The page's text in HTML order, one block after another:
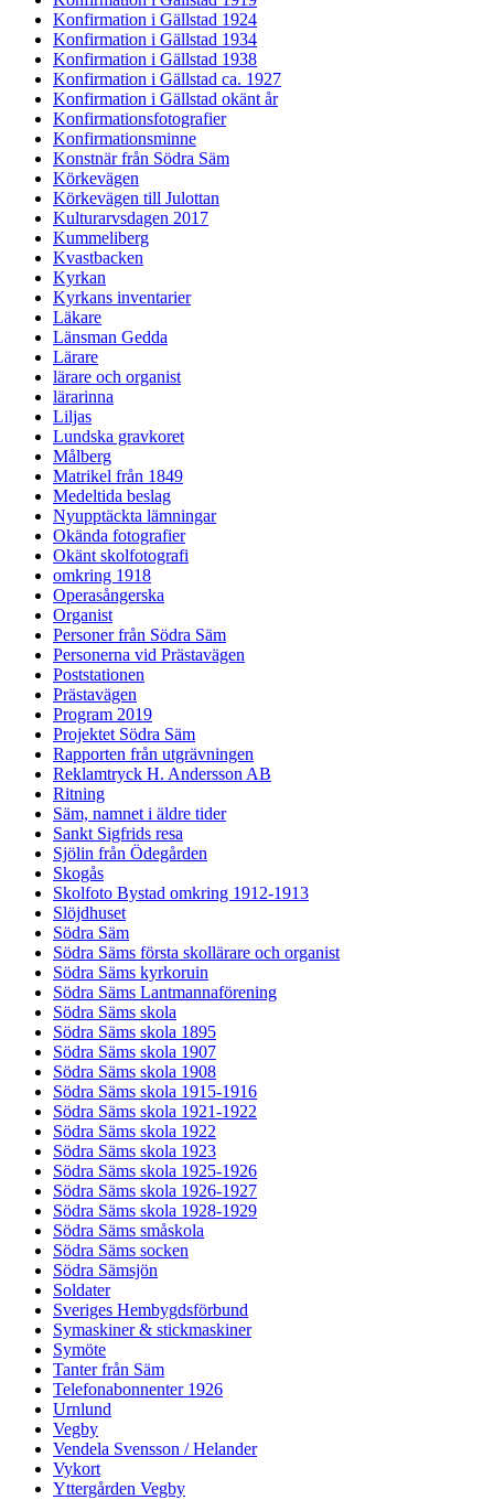
Konfirmation i Gällstad 1924
Konfirmation i Gällstad 1934
Konfirmation i Gällstad 1938
Konfirmation i Gällstad ca. 1927
Konfirmation i Gällstad okänt år
Konfirmationsfotografier
Konfirmationsminne
Konstnär från Södra Säm
Körkevägen
Körkevägen till Julottan
Kulturarvsdagen 2017
Kummeliberg
Kvastbacken
Kyrkan
Kyrkans inventarier
Läkare
Länsman Gedda
Lärare
lärare och organist
lärarinna
Liljas
Lundska gravkoret
Målberg
Matrikel från 1849
Medeltida beslag
Nyupptäckta lämningar
Okända fotografier
Okänt skolfotografi
omkring 1918
Operasångerska
Organist
Personer från Södra Säm
Personerna vid Prästavägen
Poststationen
Prästavägen
Program 2019
Projektet Södra Säm
Rapporten från utgrävningen
Reklamtryck H. Andersson AB
Ritning
Säm, namnet i äldre tider
Sankt Sigfrids resa
Sjölin från Ödegården
Skogås
Skolfoto Bystad omkring 1912-1913
Slöjdhuset
Södra Säm
Södra Säms första skollärare och organist
Södra Säms kyrkoruin
Södra Säms Lantmannaförening
Södra Säms skola
Södra Säms skola 1895
Södra Säms skola 1907
Södra Säms skola 1908
Södra Säms skola 1915-1916
Södra Säms skola 1921-1922
Södra Säms skola 1922
Södra Säms skola 1923
Södra Säms skola 1925-1926
Södra Säms skola 1926-1927
Södra Säms skola 1928-1929
Södra Säms småskola
Södra Säms socken
Södra Sämsjön
Soldater
Sveriges Hembygdsförbund
Symaskiner & stickmaskiner
Symöte
Tanter från Säm
Telefonabonnenter 1926
Urnlund
Vegby
Vendela Svensson / Helander
Vykort
Yttergården Vegby